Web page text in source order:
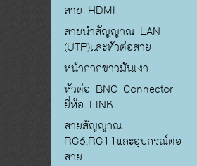
สาย HDMI
สายนำสัญญาณ LAN
(UTP)และหัวต่อสาย
หน้ากากขาวมันเงา
หัวต่อ BNC Connector
ยี่ห้อ LINK
สายสัญญาณ
RG6,RG11และอุปกรณ์ต่อ
สาย